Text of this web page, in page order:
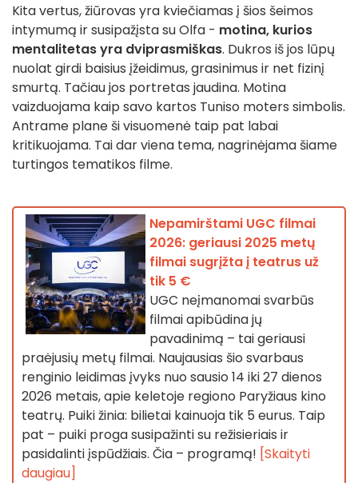
Kita vertus, žiūrovas yra kviečiamas į šios šeimos
intymumą ir susipažįsta su Olfa - motina, kurios
mentalitetas yra dviprasmiškas. Dukros iš jos lūpų
nuolat girdi baisius įžeidimus, grasinimus ir net fizinį
smurtą. Tačiau jos portretas jaudina. Motina
vaizduojama kaip savo kartos Tuniso moters simbolis.
Antrame plane ši visuomenė taip pat labai
kritikuojama. Tai dar viena tema, nagrinėjama šiame
turtingos tematikos filme.
Nepamirštami UGC filmai
2026: geriausi 2025 metų
filmai sugrįžta į teatrus už
tik 5 €
UGC neįmanomai svarbūs
filmai apibūdina jų
pavadinimą – tai geriausi
praėjusių metų filmai. Naujausias šio svarbaus
renginio leidimas įvyks nuo sausio 14 iki 27 dienos
2026 metais, apie keletoje regiono Paryžiaus kino
teatrų. Puiki žinia: bilietai kainuoja tik 5 eurus. Taip
pat – puiki proga susipažinti su režisieriais ir
pasidalinti įspūdžiais. Čia – programą! [Skaityti
daugiau]